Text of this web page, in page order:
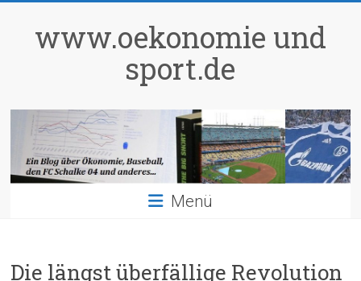
springenwww.oekonomie und
sport.de
Menü
‎Die längst überfällige Revolution